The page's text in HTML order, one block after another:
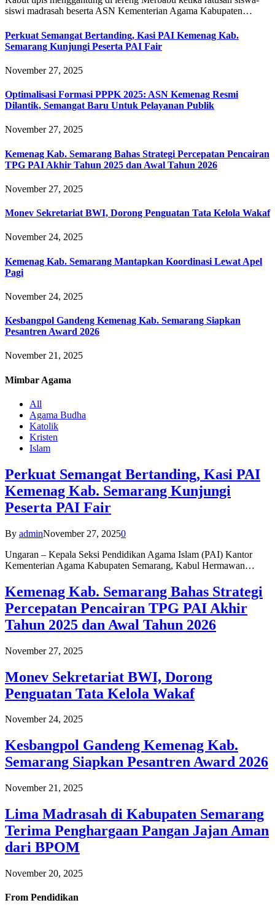
siswi madrasah beserta ASN Kementerian Agama Kabupaten…
Perkuat Semangat Bertanding, Kasi PAI Kemenag Kab.
Semarang Kunjungi Peserta PAI Fair
November 27, 2025
Optimalisasi Formasi PPPK 2025: ASN Kemenag Resmi
Dilantik, Semangat Baru Untuk Pelayanan Publik
November 27, 2025
Kemenag Kab. Semarang Bahas Strategi Percepatan Pencairan
TPG PAI Akhir Tahun 2025 dan Awal Tahun 2026
November 27, 2025
Monev Sekretariat BWI, Dorong Penguatan Tata Kelola Wakaf
November 24, 2025
Kemenag Kab. Semarang Mantapkan Koordinasi Lewat Apel
Pagi
November 24, 2025
Kesbangpol Gandeng Kemenag Kab. Semarang Siapkan
Pesantren Award 2026
November 21, 2025
Mimbar Agama
All
Agama Budha
Katolik
Kristen
Islam
Perkuat Semangat Bertanding, Kasi PAI
Kemenag Kab. Semarang Kunjungi
Peserta PAI Fair
By adminNovember 27, 20250
Ungaran – Kepala Seksi Pendidikan Agama Islam (PAI) Kantor
Kementerian Agama Kabupaten Semarang, Kabul Hermawan…
Kemenag Kab. Semarang Bahas Strategi
Percepatan Pencairan TPG PAI Akhir
Tahun 2025 dan Awal Tahun 2026
November 27, 2025
Monev Sekretariat BWI, Dorong
Penguatan Tata Kelola Wakaf
November 24, 2025
Kesbangpol Gandeng Kemenag Kab.
Semarang Siapkan Pesantren Award 2026
November 21, 2025
Lima Madrasah di Kabupaten Semarang
Terima Penghargaan Pangan Jajan Aman
dari BPOM
November 20, 2025
From Pendidikan